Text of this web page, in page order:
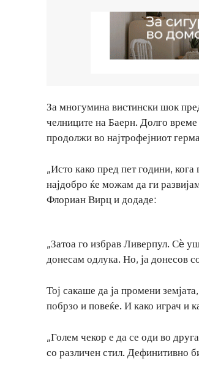
За многумина вистински шок
челниците на Баерн. Долго време
продолжи во најтрофејниот
„Исто како пред пет години,
најдобро ќе можам да ги
Флориан Вирц и додаде:
„Затоа го избрав Ливерпул. Сè
донесам одлука. Но, ја донесов
Тој сакаше да ја промени
побрзо и повеќе. И како играч и
„Голем чекор е да се оди во
со различен стил. Дефинитивно